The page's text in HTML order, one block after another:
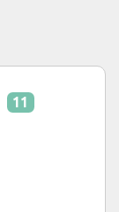
11